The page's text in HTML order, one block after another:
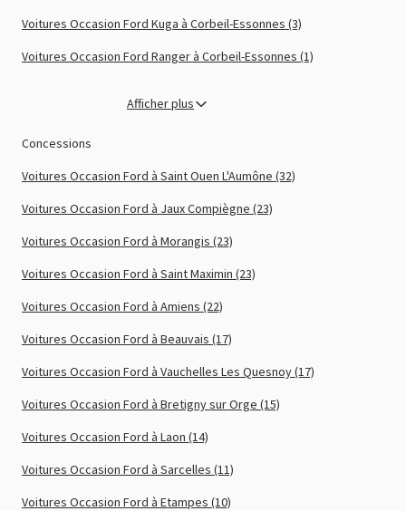
Voitures Occasion Ford Kuga à Corbeil-Essonnes (3)
Voitures Occasion Ford Ranger à Corbeil-Essonnes (1)
Afficher plus
Concessions
Voitures Occasion Ford à Saint Ouen L'Aumône (32)
Voitures Occasion Ford à Jaux Compiègne (23)
Voitures Occasion Ford à Morangis (23)
Voitures Occasion Ford à Saint Maximin (23)
Voitures Occasion Ford à Amiens (22)
Voitures Occasion Ford à Beauvais (17)
Voitures Occasion Ford à Vauchelles Les Quesnoy (17)
Voitures Occasion Ford à Bretigny sur Orge (15)
Voitures Occasion Ford à Laon (14)
Voitures Occasion Ford à Sarcelles (11)
Voitures Occasion Ford à Etampes (10)